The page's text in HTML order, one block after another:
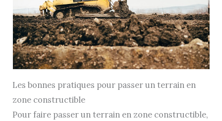
Les bonnes pratiques pour passer un terrain en
zone constructible
Pour faire passer un terrain en zone constructible,